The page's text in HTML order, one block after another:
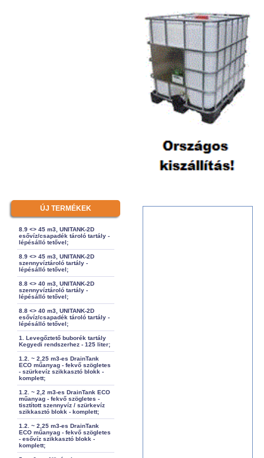
ÚJ TERMÉKEK
8.9 <> 45 m3, UNITANK-2D
esővíz/csapadék tároló tartály -
lépésálló tetővel;
8.9 <> 45 m3, UNITANK-2D
szennyvíztároló tartály -
lépésálló tetővel;
8.8 <> 40 m3, UNITANK-2D
szennyvíztároló tartály -
lépésálló tetővel;
8.8 <> 40 m3, UNITANK-2D
esővíz/csapadék tároló tartály -
lépésálló tetővel;
1. Levegőztető buborék tartály
Kegyedi rendszerhez - 125 liter;
1.2. ~ 2,25 m3-es DrainTank
ECO műanyag - fekvő szögletes
- szürkevíz szikkasztó blokk -
komplett;
1.2. ~ 2,2 m3-es DrainTank ECO
műanyag - fekvő szögletes -
tisztított szennyvíz / szürkevíz
szikkasztó blokk - komplett;
1.2. ~ 2,25 m3-es DrainTank
ECO műanyag - fekvő szögletes
- esővíz szikkasztó blokk -
komplett;